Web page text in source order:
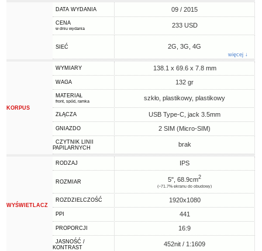
DATA WYDANIA 09 / 2015
CENA
w dniu wydania 233 USD
SIEĆ 2G, 3G, 4G
więcej ↓
KORPUS
WYMIARY 138.1 x 69.6 x 7.8 mm
WAGA 132 gr
MATERIAŁ
front, spód, ramka szkło, plastikowy, plastikowy
ZŁĄCZA USB Type-C, jack 3.5mm
GNIAZDO 2 SIM (Micro-SIM)
CZYTNIK LINII
PAPILARNYCH
brak
WYŚWIETLACZ
RODZAJ IPS
ROZMIAR 5", 68.9cm2
(~71.7% ekranu do obudowy)
ROZDZIELCZOŚĆ 1920x1080
PPI 441
PROPORCJI 16:9
JASNOŚĆ /
KONTRAST
452nit / 1:1609